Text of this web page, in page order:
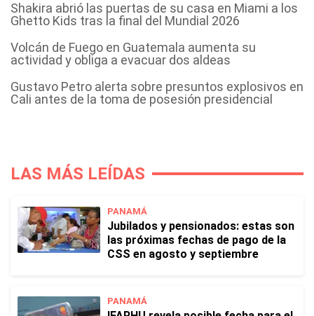
Shakira abrió las puertas de su casa en Miami a los
Ghetto Kids tras la final del Mundial 2026
Volcán de Fuego en Guatemala aumenta su
actividad y obliga a evacuar dos aldeas
Gustavo Petro alerta sobre presuntos explosivos en
Cali antes de la toma de posesión presidencial
LAS MÁS LEÍDAS
PANAMÁ
Jubilados y pensionados: estas son
las próximas fechas de pago de la
CSS en agosto y septiembre
PANAMÁ